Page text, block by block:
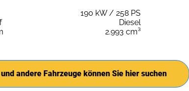
190 kW / 258 PS
Diesel
2.993 cm³
andere Fahrzeuge können Sie hier suchen